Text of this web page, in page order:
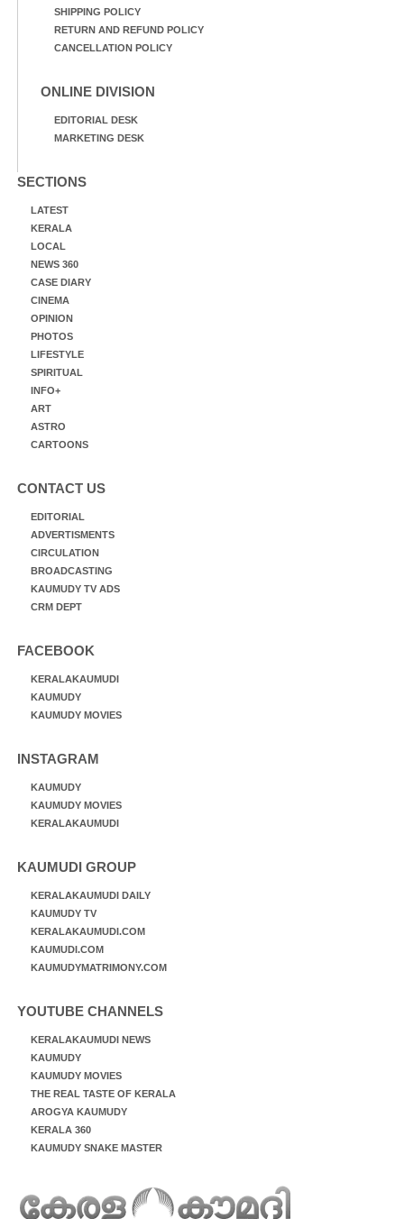
SHIPPING POLICY
RETURN AND REFUND POLICY
CANCELLATION POLICY
ONLINE DIVISION
EDITORIAL DESK
MARKETING DESK
SECTIONS
LATEST
KERALA
LOCAL
NEWS 360
CASE DIARY
CINEMA
OPINION
PHOTOS
LIFESTYLE
SPIRITUAL
INFO+
ART
ASTRO
CARTOONS
CONTACT US
EDITORIAL
ADVERTISMENTS
CIRCULATION
BROADCASTING
KAUMUDY TV ADS
CRM DEPT
FACEBOOK
KERALAKAUMUDI
KAUMUDY
KAUMUDY MOVIES
INSTAGRAM
KAUMUDY
KAUMUDY MOVIES
KERALAKAUMUDI
KAUMUDI GROUP
KERALAKAUMUDI DAILY
KAUMUDY TV
KERALAKAUMUDI.COM
KAUMUDI.COM
KAUMUDYMATRIMONY.COM
YOUTUBE CHANNELS
KERALAKAUMUDI NEWS
KAUMUDY
KAUMUDY MOVIES
THE REAL TASTE OF KERALA
AROGYA KAUMUDY
KERALA 360
KAUMUDY SNAKE MASTER